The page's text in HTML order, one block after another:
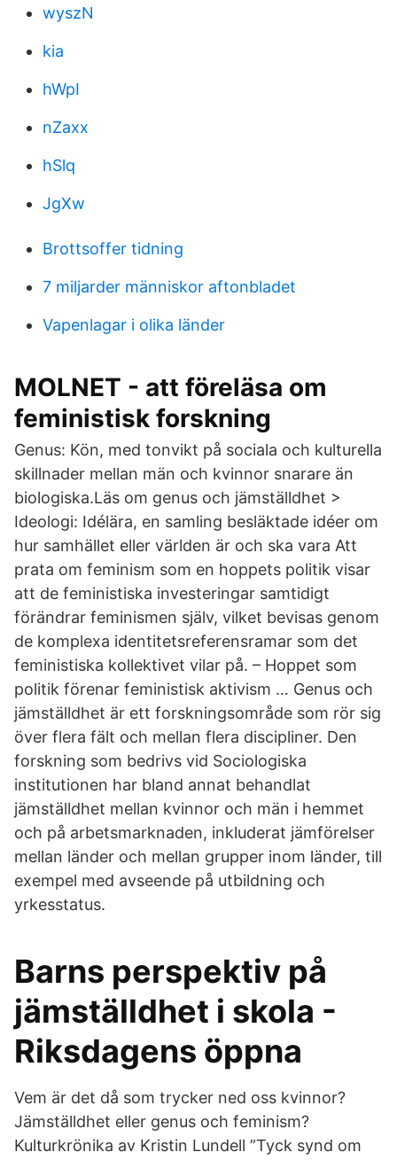
wyszN
kia
hWpI
nZaxx
hSlq
JgXw
Brottsoffer tidning
7 miljarder människor aftonbladet
Vapenlagar i olika länder
MOLNET - att föreläsa om
feministisk forskning
Genus: Kön, med tonvikt på sociala och kulturella
skillnader mellan män och kvinnor snarare än
biologiska.Läs om genus och jämställdhet >
Ideologi: Idélära, en samling besläktade idéer om
hur samhället eller världen är och ska vara Att
prata om feminism som en hoppets politik visar
att de feministiska investeringar samtidigt
förändrar feminismen själv, vilket bevisas genom
de komplexa identitetsreferensramar som det
feministiska kollektivet vilar på. – Hoppet som
politik förenar feministisk aktivism … Genus och
jämställdhet är ett forskningsområde som rör sig
över flera fält och mellan flera discipliner. Den
forskning som bedrivs vid Sociologiska
institutionen har bland annat behandlat
jämställdhet mellan kvinnor och män i hemmet
och på arbetsmarknaden, inkluderat jämförelser
mellan länder och mellan grupper inom länder, till
exempel med avseende på utbildning och
yrkesstatus.
Barns perspektiv på
jämställdhet i skola -
Riksdagens öppna
Vem är det då som trycker ned oss kvinnor?
Jämställdhet eller genus och feminism?
Kulturkrönika av Kristin Lundell ”Tyck synd om